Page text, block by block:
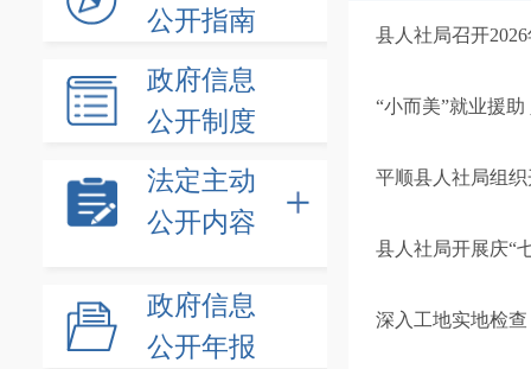
公开指南
政府信息
公开制度
法定主动
公开内容
政府信息
公开年报
县人社局召开
“小而美”就业援
平顺县人社局组
县人社局开展庆“
深入工地实地检